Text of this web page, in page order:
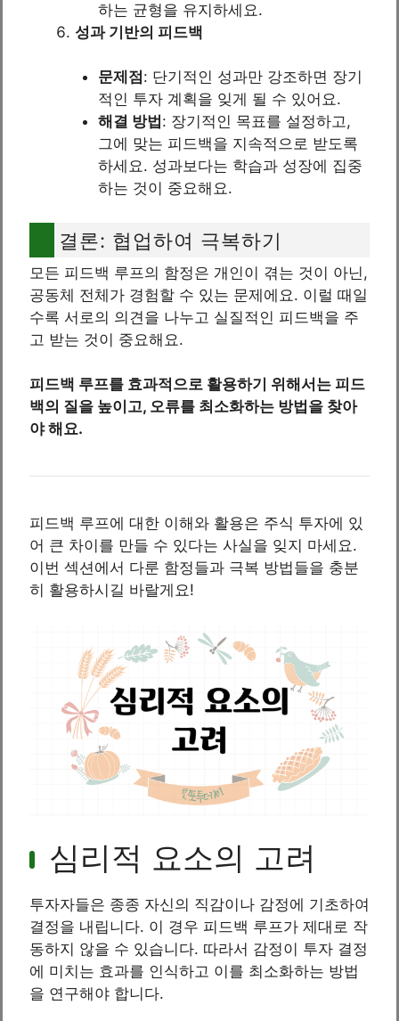
하는 균형을 유지하세요.
성과 기반의 피드백
문제점 : 단기적인 성과만 강조하면 장기
적인 투자 계획을 잊게 될 수 있어요.
해결 방법 : 장기적인 목표를 설정하고,
그에 맞는 피드백을 지속적으로 받도록
하세요. 성과보다는 학습과 성장에 집중
하는 것이 중요해요.
결론: 협업하여 극복하기
모든 피드백 루프의 함정은 개인이 겪는 것이 아닌,
공동체 전체가 경험할 수 있는 문제에요. 이럴 때일
수록 서로의 의견을 나누고 실질적인 피드백을 주
고 받는 것이 중요해요.
피드백 루프를 효과적으로 활용하기 위해서는 피드
백의 질을 높이고, 오류를 최소화하는 방법을 찾아
야 해요.
피드백 루프에 대한 이해와 활용은 주식 투자에 있
어 큰 차이를 만들 수 있다는 사실을 잊지 마세요.
이번 섹션에서 다룬 함정들과 극복 방법들을 충분
히 활용하시길 바랄게요!
심리적 요소의 고려
투자자들은 종종 자신의 직감이나 감정에 기초하여
결정을 내립니다. 이 경우 피드백 루프가 제대로 작
동하지 않을 수 있습니다. 따라서 감정이 투자 결정
에 미치는 효과를 인식하고 이를 최소화하는 방법
을 연구해야 합니다.